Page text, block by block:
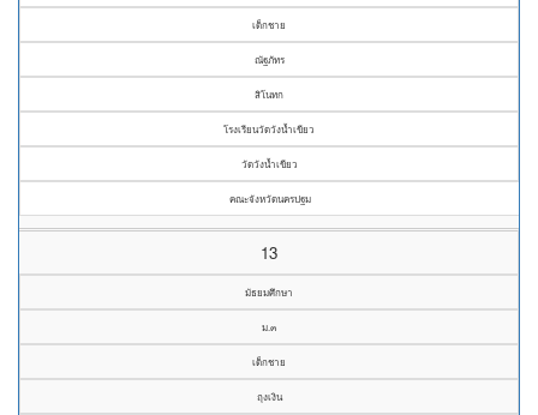
เด็กชาย
ณัฐภัทร
สิโนทก
โรงเรียนวัดวังน้ำเขียว
วัดวังน้ำเขียว
คณะจังหวัดนครปฐม
13
มัธยมศึกษา
ม.๓
เด็กชาย
ถุงเงิน